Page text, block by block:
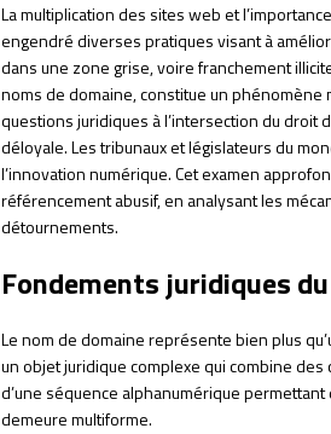
La multiplication des sites web et
engendré diverses pratiques visant à
dans une zone grise, voire franchement
noms de domaine, constitue un phénomène
questions juridiques à l’intersection du droit
déloyale. Les tribunaux et législateurs du
l’innovation numérique. Cet examen
référencement abusif, en analysant les
détournements.
Fondements juridiques
Le nom de domaine représente bien plus
un objet juridique complexe qui combine
d’une séquence alphanumérique
demeure multiforme.